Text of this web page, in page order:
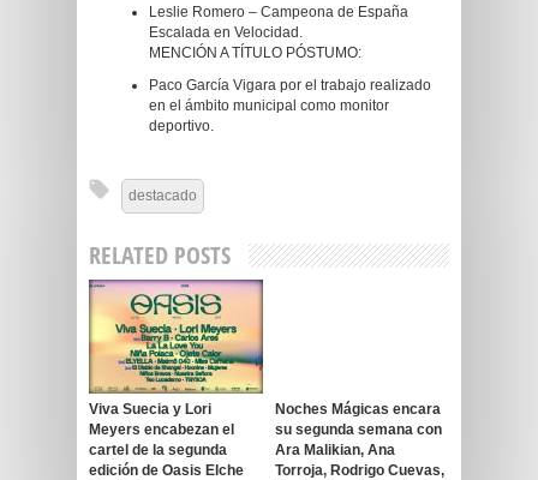
Leslie Romero – Campeona de España
Escalada en Velocidad.
MENCIÓN A TÍTULO PÓSTUMO:
Paco García Vigara por el trabajo realizado
en el ámbito municipal como monitor
deportivo.
destacado
RELATED POSTS
Viva Suecia y Lori
Meyers encabezan el
cartel de la segunda
edición de Oasis Elche
Noches Mágicas encara
su segunda semana con
Ara Malikian, Ana
Torroja, Rodrigo Cuevas,